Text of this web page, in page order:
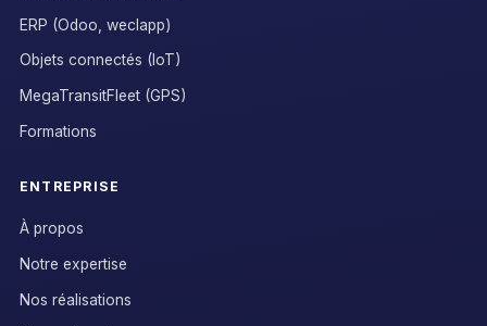
ERP (Odoo, weclapp)
Objets connectés (IoT)
MegaTransitFleet (GPS)
Formations
ENTREPRISE
À propos
Notre expertise
Nos réalisations